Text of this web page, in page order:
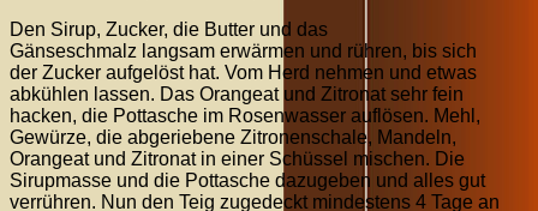
Den Sirup, Zucker, die Butter und das
Gänseschmalz langsam erwärmen und rühren, bis sich
der Zucker aufgelöst hat. Vom Herd nehmen und etwas
abkühlen lassen. Das Orangeat und Zitronat sehr fein
hacken, die Pottasche im Rosenwasser auflösen. Mehl,
Gewürze, die abgeriebene Zitronenschale, Mandeln,
Orangeat und Zitronat in einer Schüssel mischen. Die
Sirupmasse und die Pottasche dazugeben und alles gut
verrühren. Nun den Teig zugedeckt mindestens 4 Tage an